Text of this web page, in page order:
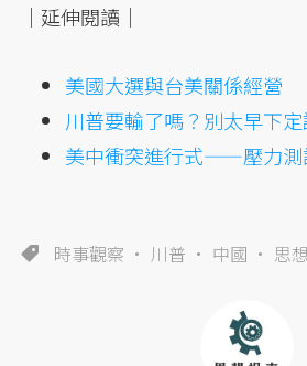
｜延伸閱讀｜
美國大選與台美關係經營
川普要輸了嗎？別太早下
美中衝突進行式——壓力測
時事觀察 川普 中國 思